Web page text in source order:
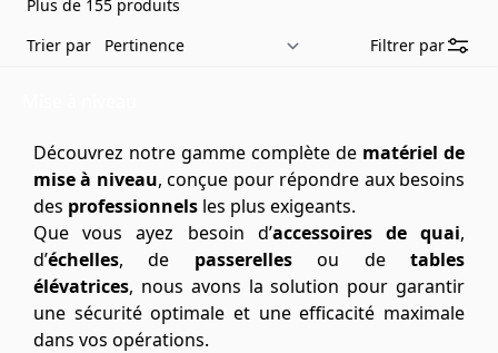
Plus de 155 produits
Trier par
Filtrer par
Découvrez notre gamme complète de matériel de
mise à niveau, conçue pour répondre aux besoins
des professionnels les plus exigeants.
Que vous ayez besoin d’accessoires de quai,
d’échelles, de passerellesou detables
élévatrices, nous avons la solution pour garantir
une sécurité optimale et une efficacité maximale
dans vos opérations.